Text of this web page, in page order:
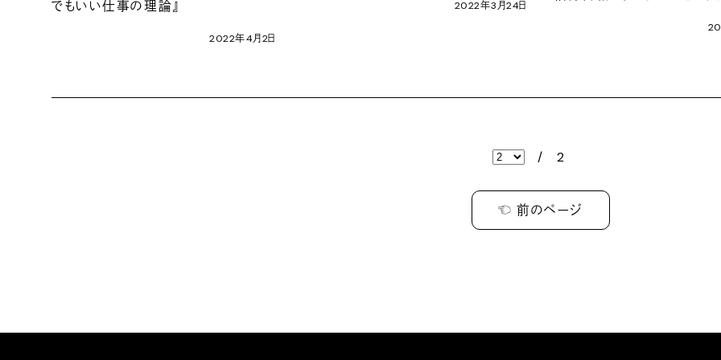
でもいい仕事の理論』
2022年4月2日
2022年3月24日
/ 2
☜ 前のページ